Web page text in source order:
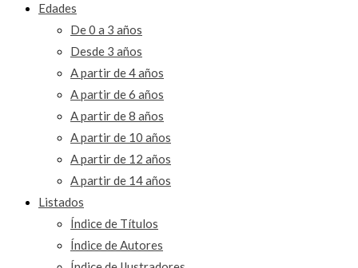
Edades
De 0 a 3 años
Desde 3 años
A partir de 4 años
A partir de 6 años
A partir de 8 años
A partir de 10 años
A partir de 12 años
A partir de 14 años
Listados
Índice de Títulos
Índice de Autores